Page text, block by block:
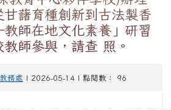
甘藷育種創新到古法製香
師在地文化素養」研習
師參與，請查 照。
教務處 | 2026-05-14 | 點閱數： 96